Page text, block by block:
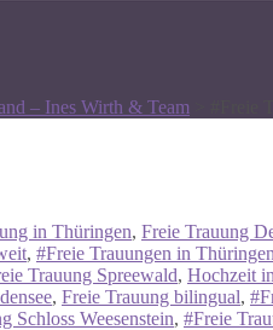
– Ines Wirth & Team
in Thüringen, Freie Trauung
, #Freie Trauungen in Thüringen
Trauung Spreewald, Hochzeit
, Freie Trauung bilingual,
Schloss Weesenstein, #Freie